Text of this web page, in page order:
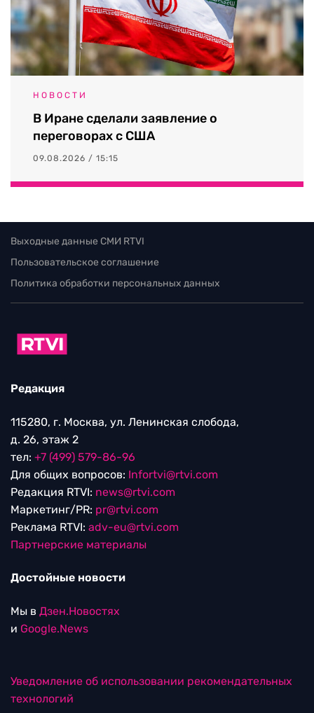
НОВОСТИ
В Иране сделали заявление о
переговорах с США
09.08.2026 / 15:15
Выходные данные СМИ RTVI
Пользовательское соглашение
Политика обработки персональных данных
Редакция
115280, г. Москва, ул. Ленинская слобода,
д. 26, этаж 2
тел: +7 (499) 579-86-96
Для общих вопросов: Infortvi@rtvi.com
Редакция RTVI: news@rtvi.com
Маркетинг/PR: pr@rtvi.com
Реклама RTVI: adv-eu@rtvi.com
Партнерские материалы
Достойные новости
Мы в Дзен.Новостях
и Google.News
Уведомление об использовании рекомендательных
технологий